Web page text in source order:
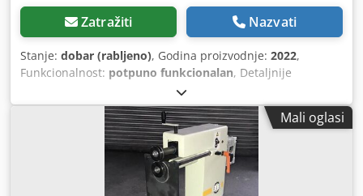
Zatražiti Nazvati
Stanje: dobar (rabljeno), Godina proizvodnje: 2022,
Funkcionalnost: potpuno funkcionalan, Detaljnije
informacije o stroju bit će dostupne tijekom osobnog
pregleda, što i predlažemo. Dsdpfx Acszphtno Nsck
Mali oglasi